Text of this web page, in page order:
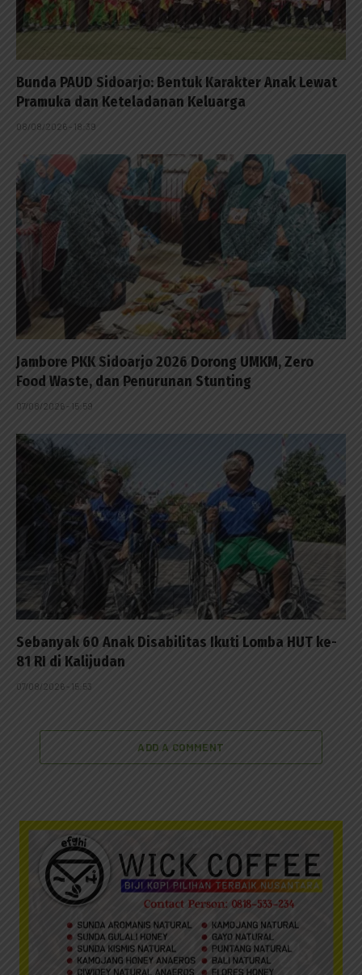
Bunda PAUD Sidoarjo: Bentuk Karakter Anak Lewat
Pramuka dan Keteladanan Keluarga
08/08/2026 - 18:39
Jambore PKK Sidoarjo 2026 Dorong UMKM, Zero
Food Waste, dan Penurunan Stunting
07/08/2026 - 15:59
Sebanyak 60 Anak Disabilitas Ikuti Lomba HUT ke-
81 RI di Kalijudan
07/08/2026 - 15:53
ADD A COMMENT